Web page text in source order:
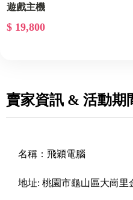
遊戲主機
$ 19,800
賣家資訊 & 活動期
名稱： 飛穎電腦
地址: 桃園市龜山區大崗里